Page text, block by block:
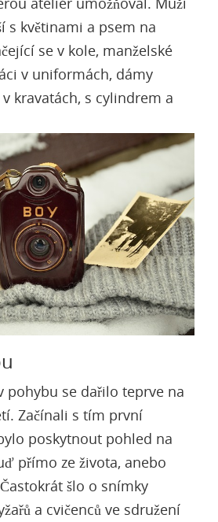
s květinami a psem na
se v kole, manželské
v uniformách, dámy
kravatách, s cylindrem a
pohybu se dařilo teprve na
Začínali s tím první
poskytnout pohled na
přímo ze života, anebo
šlo o snímky
a cvičenců ve sdružení